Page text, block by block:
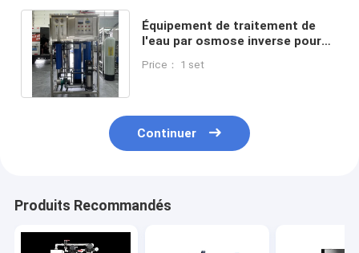
Équipement de traitement de
l'eau par osmose inverse pour
boissons
Price： 1 set
Continuer
Produits Recommandés